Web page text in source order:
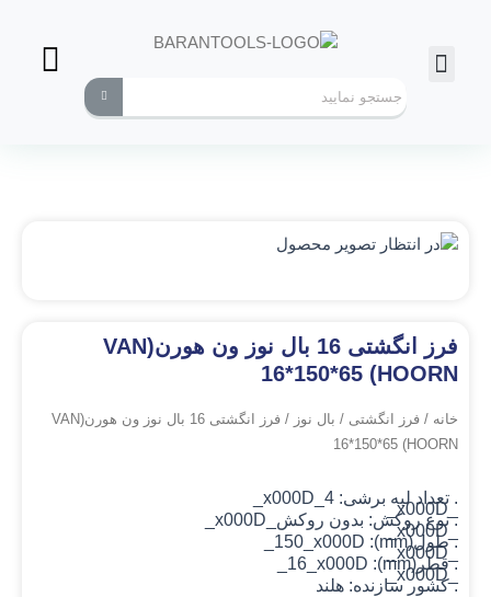
فرز انگشتی 16 بال نوز ون هورن(VAN
HOORN) 16*150*65
خانه / فرز انگشتی / بال نوز
/ فرز انگشتی 16 بال نوز ون هورن(VAN
HOORN) 16*150*65
. تعداد لبه برشی: 4_x000D_
_x000D_
. نوع روکش: بدون روکش
_x000D_
. طول(mm): 150_x000D_
_x000D_
. قطر(mm): 16_x000D_
_x000D_
. کشور سازنده: هلند